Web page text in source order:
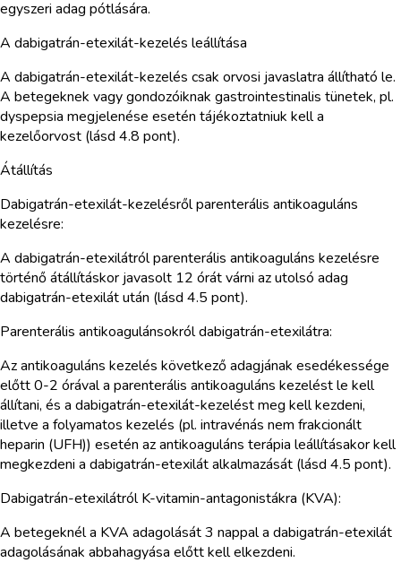
egyszeri adag pótlására.
A dabigatrán-etexilát-kezelés leállítása
A dabigatrán-etexilát-kezelés csak orvosi javaslatra állítható le.
A betegeknek vagy gondozóiknak gastrointestinalis tünetek, pl.
dyspepsia megjelenése esetén tájékoztatniuk kell a
kezelőorvost (lásd 4.8 pont).
Átállítás
Dabigatrán-etexilát-kezelésről parenterális antikoaguláns
kezelésre:
A dabigatrán-etexilátról parenterális antikoaguláns kezelésre
történő átállításkor javasolt 12 órát várni az utolsó adag
dabigatrán-etexilát után (lásd 4.5 pont).
Parenterális antikoagulánsokról dabigatrán-etexilátra:
Az antikoaguláns kezelés következő adagjának esedékessége
előtt 0-2 órával a parenterális antikoaguláns kezelést le kell
állítani, és a dabigatrán-etexilát-kezelést meg kell kezdeni,
illetve a folyamatos kezelés (pl. intravénás nem frakcionált
heparin (UFH)) esetén az antikoaguláns terápia leállításakor kell
megkezdeni a dabigatrán-etexilát alkalmazását (lásd 4.5 pont).
Dabigatrán-etexilátról K-vitamin-antagonistákra (KVA):
A betegeknél a KVA adagolását 3 nappal a dabigatrán-etexilát
adagolásának abbahagyása előtt kell elkezdeni.